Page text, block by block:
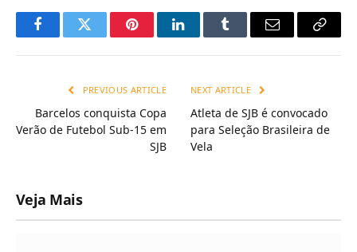
FacebookTwitter PinterestLinkedInTumblr Email
Copy
PREVIOUS ARTICLE
Barcelos conquista Copa
Verão de Futebol Sub-15 em
SJB
NEXT ARTICLE
Atleta de SJB é convocado
para Seleção Brasileira de
Vela
Veja Mais